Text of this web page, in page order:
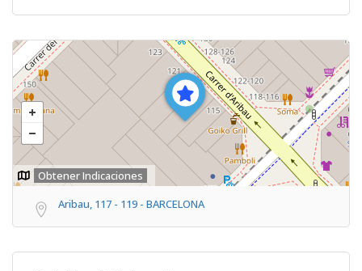
Obtener Indicaciones
Aribau, 117 - 119 - BARCELONA